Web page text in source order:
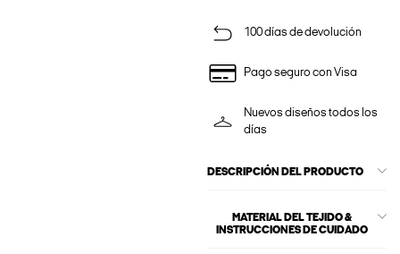
100 días de devolución
Pago seguro con Visa
Nuevos diseños todos los
días
DESCRIPCIÓN DEL PRODUCTO
MATERIAL DEL TEJIDO &
INSTRUCCIONES DE CUIDADO